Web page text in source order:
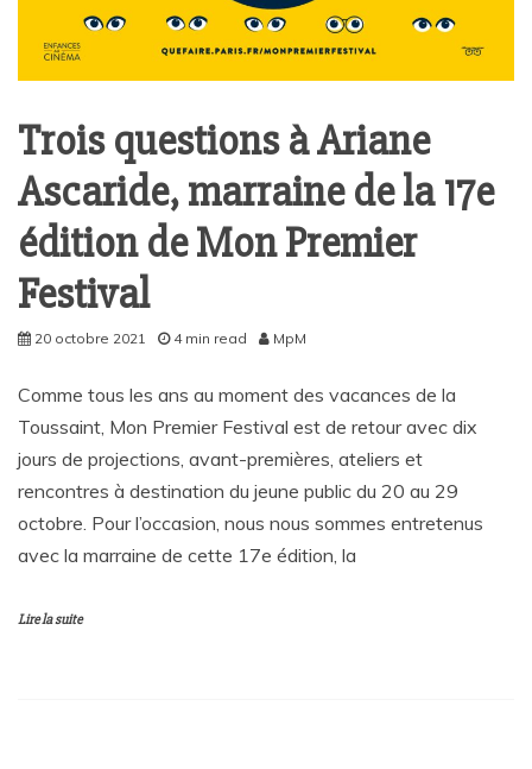
Trois questions à Ariane
Ascaride, marraine de la 17e
édition de Mon Premier
Festival
20 octobre 2021 4 min read MpM
Comme tous les ans au moment des vacances de la
Toussaint, Mon Premier Festival est de retour avec dix
jours de projections, avant-premières, ateliers et
rencontres à destination du jeune public du 20 au 29
octobre. Pour l’occasion, nous nous sommes entretenus
avec la marraine de cette 17e édition, la
Lire la suite